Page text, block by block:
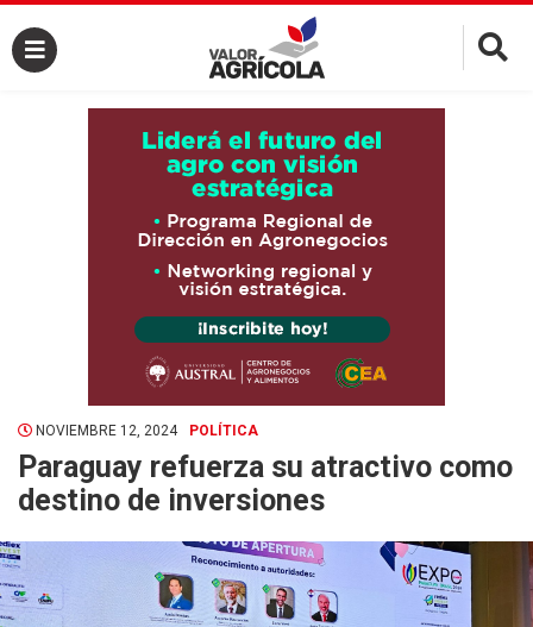
×
NOVIEMBRE 12, 2024 POLÍTICA
Paraguay refuerza su atractivo como
destino de inversiones